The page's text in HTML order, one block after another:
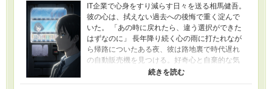
IT企業で心身をすり減らす日々を送る相馬健吾。
彼の心は、拭えない過去への後悔で重く淀んで
いた。 「あの時に戻れたら、違う選択ができた
はずなのに」 長年降り続く心の雨に打たれなが
ら帰路についたある夜、彼は路地裏で時代遅れ
の自動販売機を見つける。好奇心と自棄的な気
持ちで買ったのは、商品見本のない、謎めいた